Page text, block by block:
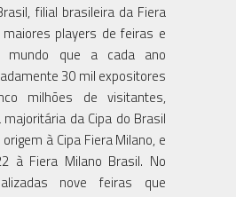
filial brasileira da Fiera
players de feiras e
mundo que a cada ano
30 mil expositores
milhões de visitantes,
da Cipa do Brasil
à Cipa Fiera Milano, e
à Fiera Milano Brasil. No
nove feiras que